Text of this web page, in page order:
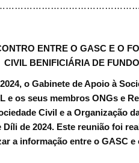
ENTRE O GASC E O
CIVIL BENIFICIÁRIA DE
o Gabinete de Apoio à
e os seus membros ONGs e
Civil e a Organização
de 2024. Este reunião foi
a informação entre o GASC